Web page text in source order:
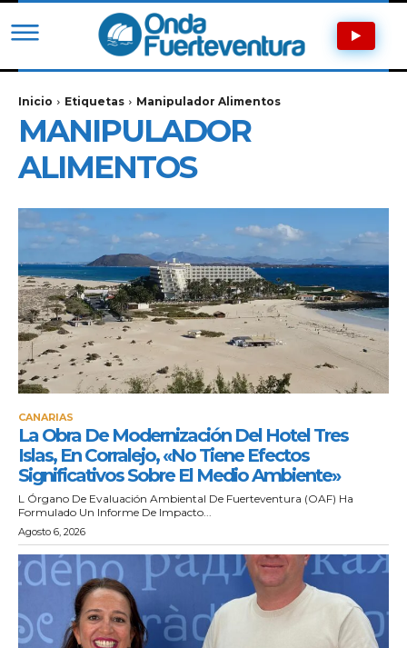
Inicio Etiquetas Manipulador Alimentos
MANIPULADOR
ALIMENTOS
CANARIAS
La Obra De Modernización Del Hotel Tres
Islas, En Corralejo, «no Tiene Efectos
Significativos Sobre El Medio Ambiente»
L Órgano De Evaluación Ambiental De Fuerteventura (OAF) Ha
Formulado Un Informe De Impacto...
Agosto 6, 2026